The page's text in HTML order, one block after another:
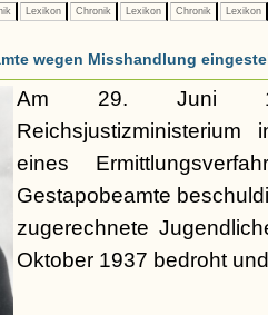
Lexikon Chronik Lexikon Chronik Lexikon
wegen Misshandlung
Am 29. Juni
eines
Gestapobeamte
zugerechnete
Oktober 1937 bedroht